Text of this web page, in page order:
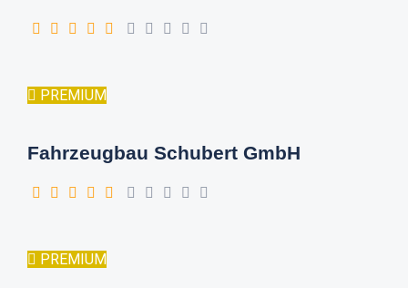
PREMIUM
Fahrzeugbau Schubert GmbH
PREMIUM